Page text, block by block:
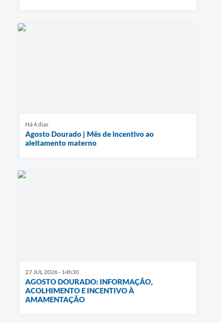
Há 4 dias
Agosto Dourado | Mês de incentivo ao
aleitamento materno
27 JUL 2026 - 14h30
AGOSTO DOURADO: INFORMAÇÃO,
ACOLHIMENTO E INCENTIVO À
AMAMENTAÇÃO